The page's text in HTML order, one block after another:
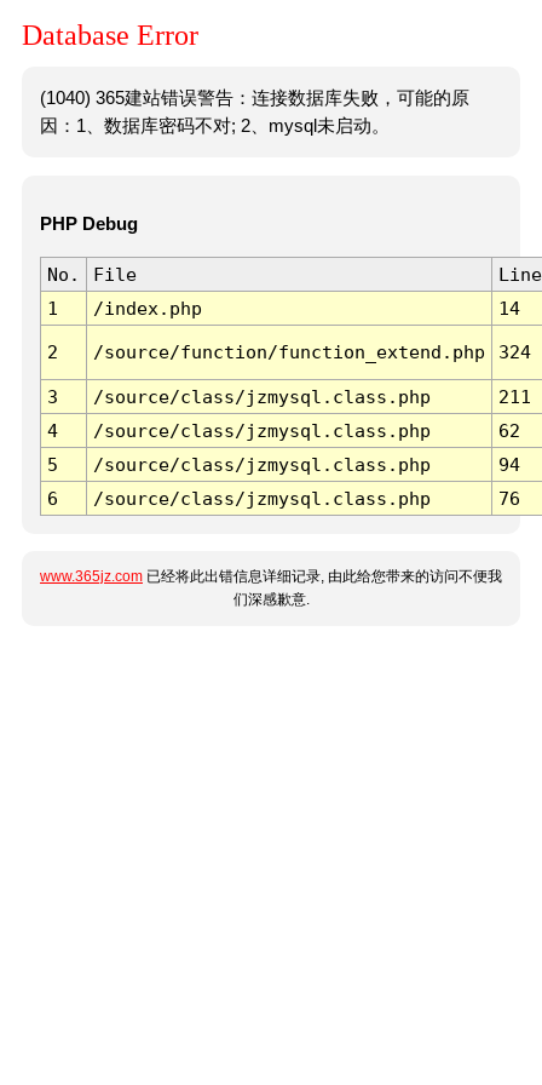
Database Error
(1040) 365建站错误警告：连接数据库失败，可能的原
因：1、数据库密码不对; 2、mysql未启动。
PHP Debug
No. File
Line
1
/index.php 14
2 /source/function/function_extend.php 324
3 /source/class/jzmysql.class.php
211
4
/source/class/jzmysql.class.php
62
5
/source/class/jzmysql.class.php
94
6
/source/class/jzmysql.class.php 76
www.365jz.com 已经将此出错信息详细记录, 由此给您带来的访问不便我
们深感歉意.